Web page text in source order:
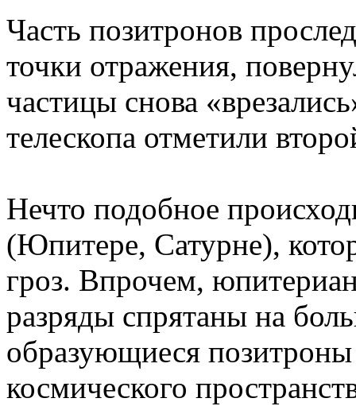
Часть позитронов
точки отражения,
частицы снова
телескопа отметили
Нечто подобное
(Юпитере, Сатурне),
гроз. Впрочем,
разряды спрятаны на
образующиеся позитроны
космического